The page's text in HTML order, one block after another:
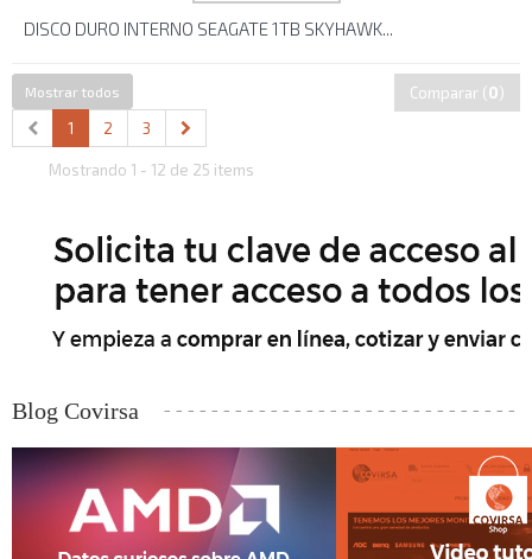
DISCO DURO INTERNO SEAGATE 1TB SKYHAWK...
Mostrar todos
1 2 3
Mostrando 1 - 12 de 25 items
Comparar (0)
Blog Covirsa